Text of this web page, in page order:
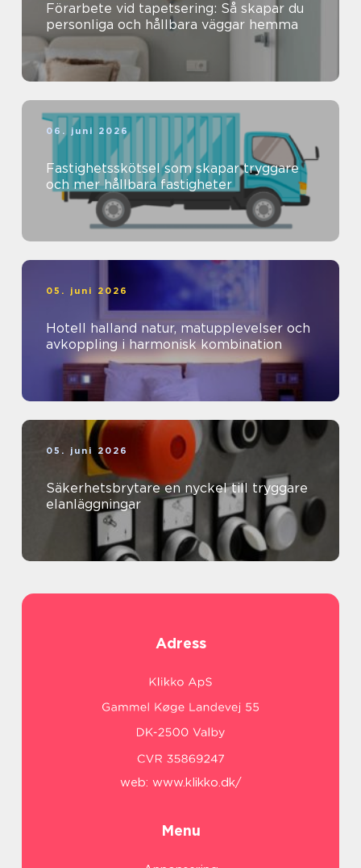
Förarbete vid tapetsering: Så skapar du
personliga och hållbara väggar hemma
06. juni 2026
Fastighetsskötsel som skapar tryggare
och mer hållbara fastigheter
05. juni 2026
Hotell halland natur, matupplevelser och
avkoppling i harmonisk kombination
05. juni 2026
Säkerhetsbrytare en nyckel till tryggare
elanläggningar
Adress
web: www.klikko.dk/
Menu